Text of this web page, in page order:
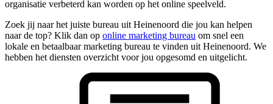
organisatie verbeterd kan worden op het online speelveld.
Zoek jij naar het juiste bureau uit Heinenoord die jou kan helpen
naar de top? Klik dan op online marketing bureau om snel een
lokale en betaalbaar marketing bureau te vinden uit Heinenoord. We
hebben het diensten overzicht voor jou opgesomd en uitgelicht.